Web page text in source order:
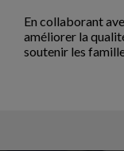
En collaborant
améliorer la
soutenir les